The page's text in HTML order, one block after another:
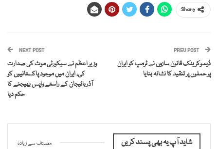
Share
PREV POST
ڈیموکریٹک قانون سازوں نے ٹرمپ کو ایران
پر حملوں پر تنقید کا نشانہ بنایا
NEXT POST
وزیر اعظم نے سیکورٹی موٹ کی صدارت
کی، ایران میں موجود پاکستانیوں کو
آذربائیجان کے راستے واپس بھیجنے کا
حکم دیا
شاید آپ یہ بھی پسند کریں مصنف سے زیادہ